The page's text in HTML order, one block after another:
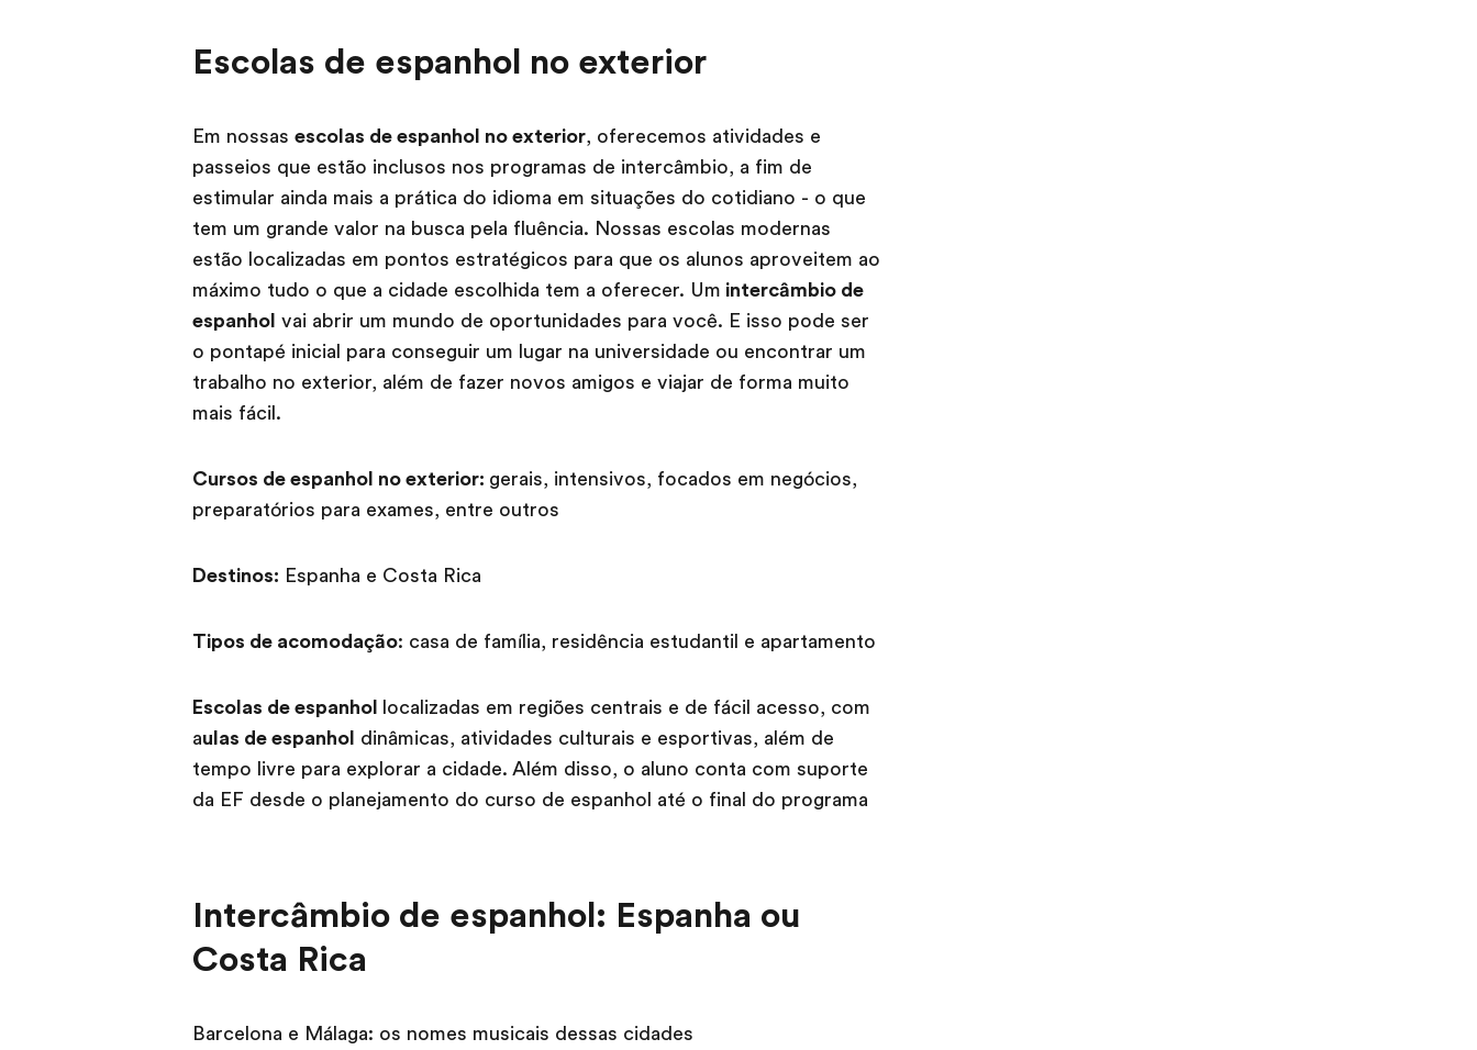
Escolas de espanhol no exterior
Em nossas escolas de espanhol no exterior, oferecemos atividades e
passeios que estão inclusos nos programas de intercâmbio, a fim de
estimular ainda mais a prática do idioma em situações do cotidiano - o que
tem um grande valor na busca pela fluência. Nossas escolas modernas
estão localizadas em pontos estratégicos para que os alunos aproveitem ao
máximo tudo o que a cidade escolhida tem a oferecer. Um intercâmbio de
espanhol vai abrir um mundo de oportunidades para você. E isso pode ser
o pontapé inicial para conseguir um lugar na universidade ou encontrar um
trabalho no exterior, além de fazer novos amigos e viajar de forma muito
mais fácil.
Cursos de espanhol no exterior: gerais, intensivos, focados em negócios,
preparatórios para exames, entre outros
Destinos: Espanha e Costa Rica
Tipos de acomodação: casa de família, residência estudantil e apartamento
Escolas de espanhol
localizadas em regiões centrais e de fácil acesso, com
aulas de espanhol dinâmicas, atividades culturais e esportivas, além de
tempo livre para explorar a cidade. Além disso, o aluno conta com suporte
da EF desde o planejamento do curso de espanhol até o final do programa
Intercâmbio de espanhol: Espanha ou
Costa Rica
Barcelona e Málaga: os nomes musicais dessas cidades